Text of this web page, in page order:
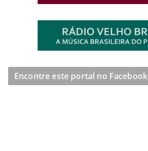
Encontre este portal no Facebook